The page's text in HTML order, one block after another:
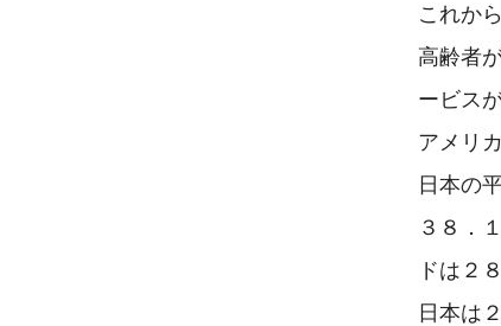
これか
高齢者
ービス
アメリ
日本の
３８．
ドは２
日本は